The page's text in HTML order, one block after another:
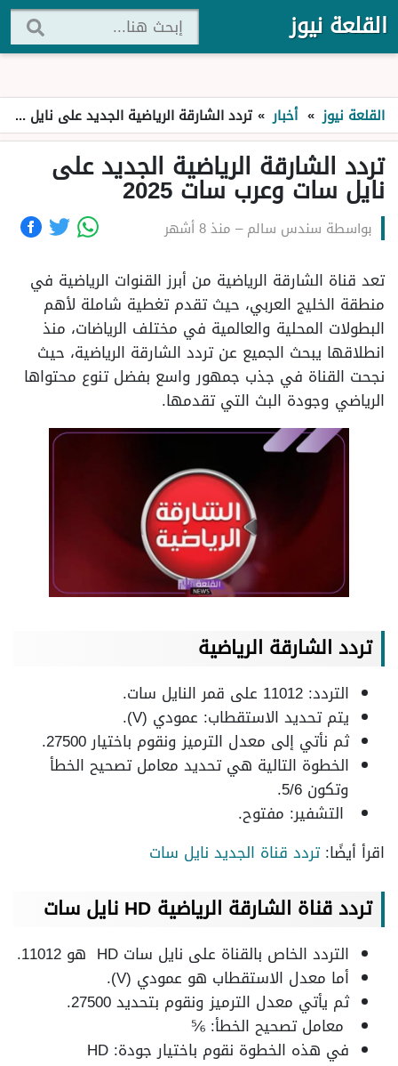
القلعة نيوز
القلعة نيوز » أخبار » تردد الشارقة الرياضية الجديد على نايل سات وعرب سات 2025
تردد الشارقة الرياضية الجديد على
نايل سات وعرب سات 2025
بواسطة سندس سالم– منذ 8 أشهر
تعد قناة الشارقة الرياضية من أبرز القنوات الرياضية في
منطقة الخليج العربي، حيث تقدم تغطية شاملة لأهم
البطولات المحلية والعالمية في مختلف الرياضات، منذ
انطلاقها يبحث الجميع عن تردد الشارقة الرياضية، حيث
نجحت القناة في جذب جمهور واسع بفضل تنوع محتواها
الرياضي وجودة البث التي تقدمها.
تردد الشارقة الرياضية
التردد: 11012 على قمر النايل سات.
يتم تحديد الاستقطاب: عمودي (V).
ثم نأتي إلى معدل الترميز ونقوم باختيار 27500.
الخطوة التالية هي تحديد معامل تصحيح الخطأ
وتكون 5/6.
التشفير: مفتوح.
اقرأ أيضًا:تردد قناة الجديد نايل سات
تردد قناة الشارقة الرياضية HD نايل سات
التردد الخاص بالقناة على نايل سات HD هو 11012.
أما معدل الاستقطاب هو عمودي (V).
ثم يأتي معدل الترميز ونقوم بتحديد 27500.
معامل تصحيح الخطأ: ⅚
في هذه الخطوة نقوم باختيار جودة: HD